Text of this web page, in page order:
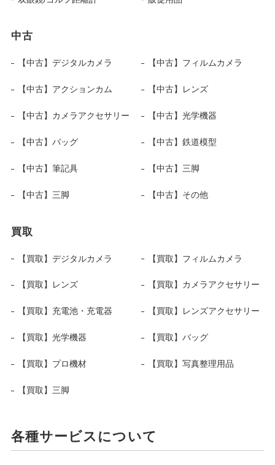
中古
【中古】デジタルカメラ 【中古】フィルムカメラ
【中古】アクションカム 【中古】レンズ
【中古】カメラアクセサリー 【中古】光学機器
【中古】バッグ 【中古】鉄道模型
【中古】筆記具 【中古】三脚
【中古】三脚 【中古】その他
買取
【買取】デジタルカメラ 【買取】フィルムカメラ
【買取】レンズ 【買取】カメラアクセサリー
【買取】充電池・充電器 【買取】レンズアクセサリー
【買取】光学機器 【買取】バッグ
【買取】プロ機材 【買取】写真整理用品
【買取】三脚
各種サービスについて